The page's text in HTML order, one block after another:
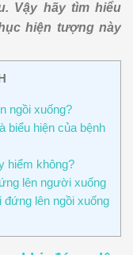
Vậy hãy tìm hiểu
hiện tượng này
ngồi xuống?
biểu hiện của bệnh
hiểm không?
lên người xuống
đứng lên ngồi xuống